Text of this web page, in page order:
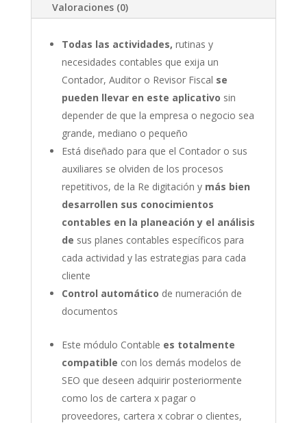
Valoraciones (0)
Todas las actividades, rutinas y
necesidades contables que exija un
Contador, Auditor o Revisor Fiscal se
pueden llevar en este aplicativo sin
depender de que la empresa o negocio sea
grande, mediano o pequeño
Está diseñado para que el Contador o sus
auxiliares se olviden de los procesos
repetitivos, de la Re digitación y más bien
desarrollen sus conocimientos
contables en la planeación y el análisis
de sus planes contables específicos para
cada actividad y las estrategias para cada
cliente
Control automático de numeración de
documentos
Este módulo Contable es totalmente
compatible con los demás modelos de
SEO que deseen adquirir posteriormente
como los de cartera x pagar o
proveedores, cartera x cobrar o clientes,